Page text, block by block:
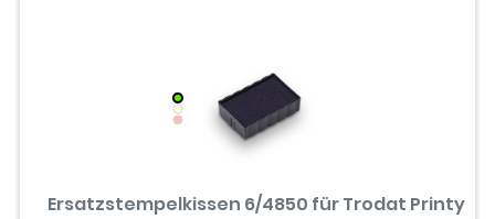
Ersatzstempelkissen 6/4850 für Trodat Printy